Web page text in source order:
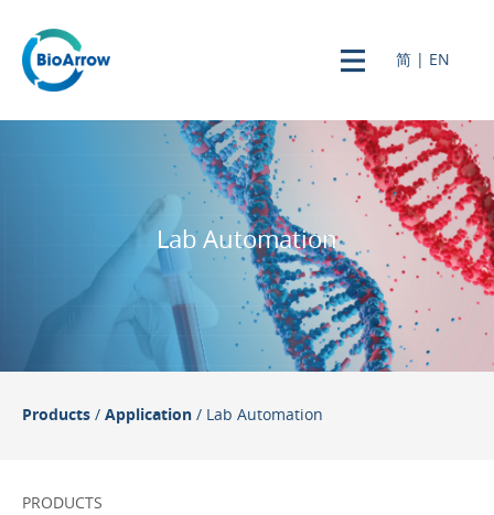
简 EN
Lab Automation
Products / Application / Lab Automation
PRODUCTS